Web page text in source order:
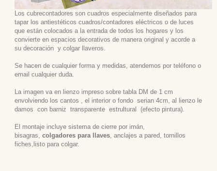
Los cubrecontadores son cuadros especialmente diseñados para
tapar los antiestéticos cuadros/contadores eléctricos o de luces
que están colocados a la entrada de todos los hogares y los
convierte en espacios decorativos de manera original y acorde a
su decoración y colgar llaveros.
Se hacen de cualquier forma y medidas, atendemos por teléfono o
email cualquier duda.
La imagen va en lienzo impreso sobre tabla DM de 1 cm
envolviendo los cantos , el interior o fondo serian 4cm, al lienzo le
damos con barniz transparente estrultural (efecto pintura).
El montaje incluye sistema de cierre por imán,
bisagras, colgadores para llaves , anclajes a pared, tornillos
fiches,listo para colgar.